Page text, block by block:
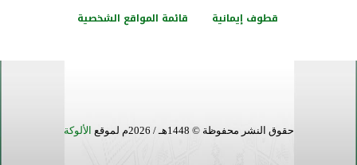
قطوف إيمانية قائمة المواقع الشخصية
حقوق النشر محفوظة © 1448هـ / 2026م لموقع الألوكة